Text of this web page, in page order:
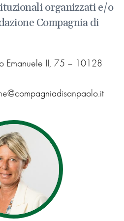
organizzati e/o
Compagnia di
Emanuele II, 75 – 10128